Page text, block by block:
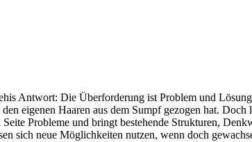
Antwort: Die Überforderung ist Problem und
eigenen Haaren aus dem Sumpf gezogen hat.
Probleme und bringt bestehende Strukturen,
sich neue Möglichkeiten nutzen, wenn doch